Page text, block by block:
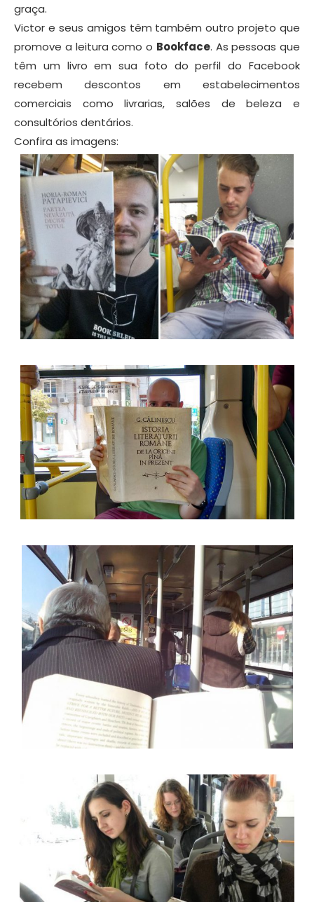
graça.
Victor e seus amigos têm também outro projeto que
promove a leitura como o Bookface. As pessoas que
têm um livro em sua foto do perfil do Facebook
recebem descontos em estabelecimentos
comerciais como livrarias, salões de beleza e
consultórios dentários.
Confira as imagens: